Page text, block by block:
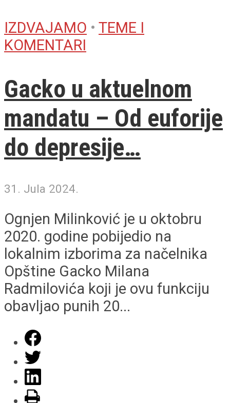
IZDVAJAMO • TEME I
KOMENTARI
Gacko u aktuelnom
mandatu – Od euforije
do depresije…
31. Jula 2024.
Ognjen Milinković je u oktobru
2020. godine pobijedio na
lokalnim izborima za načelnika
Opštine Gacko Milana
Radmilovića koji je ovu funkciju
obavljao punih 20...